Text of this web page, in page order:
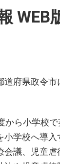
報
府県政令市
ら小学校で
小学校へ導
議、児童虐